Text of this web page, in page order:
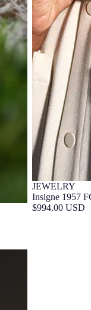
JEWELRY
Insigne 1957
$994.00 USD